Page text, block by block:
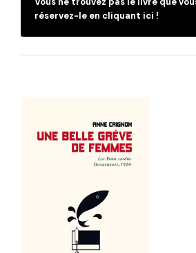
réservez-le en cliquant ici !